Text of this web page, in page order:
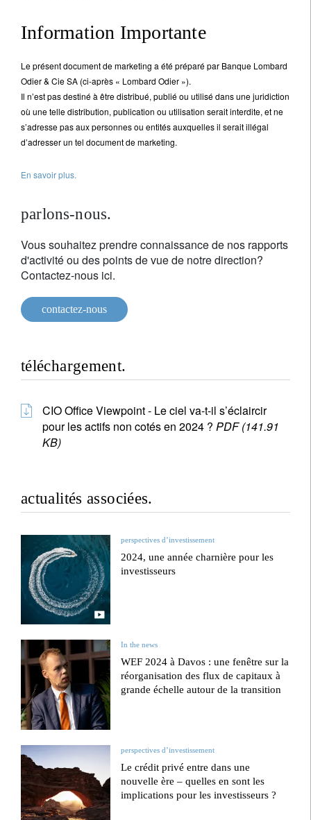
Information Importante
Le présent document de marketing a été préparé par Banque Lombard
Odier & Cie SA (ci-après « Lombard Odier »).
Il n’est pas destiné à être distribué, publié ou utilisé dans une juridiction
où une telle distribution, publication ou utilisation serait interdite, et ne
s’adresse pas aux personnes ou entités auxquelles il serait illégal
d’adresser un tel document de marketing.
En savoir plus.
parlons-nous.
Vous souhaitez prendre connaissance de nos rapports
d'activité ou des points de vue de notre direction?
Contactez-nous ici.
contactez-nous
téléchargement.
CIO Office Viewpoint - Le ciel va-t-il s’éclaircir
pour les actifs non cotés en 2024 ? PDF (141.91
KB)
actualités associées.
perspectives d’investissement
2024, une année charnière pour les
investisseurs
In the news
WEF 2024 à Davos : une fenêtre sur la
réorganisation des flux de capitaux à
grande échelle autour de la transition
perspectives d’investissement
Le crédit privé entre dans une
nouvelle ère – quelles en sont les
implications pour les investisseurs ?